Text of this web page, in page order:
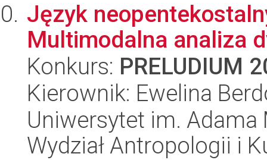
Język
Multimodalna analiza
Konkurs: PRELUDIUM
Kierownik: Ewelina
Uniwersytet im.
Wydział Antropologii i